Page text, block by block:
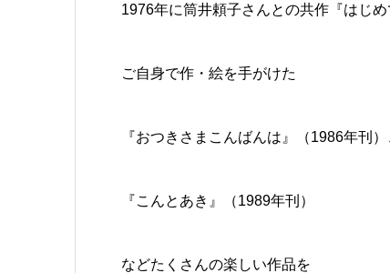
1976年に筒井頼子さんとの共作『はじめ
ご自身で作・絵を手がけた
『おつきさまこんばんは』（1986年刊）
『こんとあき』（1989年刊）
などたくさんの楽しい作品を